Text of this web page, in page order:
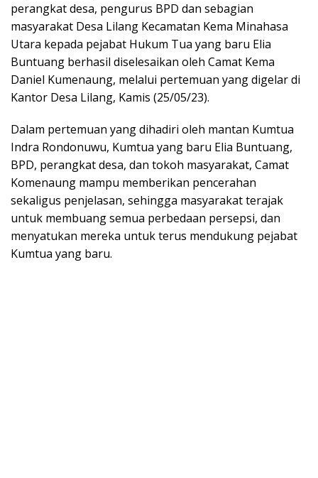
perangkat desa, pengurus BPD dan sebagian
masyarakat Desa Lilang Kecamatan Kema Minahasa
Utara kepada pejabat Hukum Tua yang baru Elia
Buntuang berhasil diselesaikan oleh Camat Kema
Daniel Kumenaung, melalui pertemuan yang digelar di
Kantor Desa Lilang, Kamis (25/05/23).
Dalam pertemuan yang dihadiri oleh mantan Kumtua
Indra Rondonuwu, Kumtua yang baru Elia Buntuang,
BPD, perangkat desa, dan tokoh masyarakat, Camat
Komenaung mampu memberikan pencerahan
sekaligus penjelasan, sehingga masyarakat terajak
untuk membuang semua perbedaan persepsi, dan
menyatukan mereka untuk terus mendukung pejabat
Kumtua yang baru.